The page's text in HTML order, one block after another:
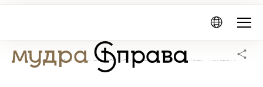
Мудра
Головна сторінка
Консультаційний центр
Діяльність центру